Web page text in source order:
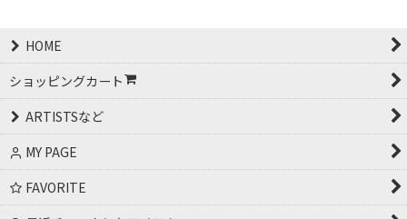
HOME
ショッピングカート
ARTISTSなど
MY PAGE
FAVORITE